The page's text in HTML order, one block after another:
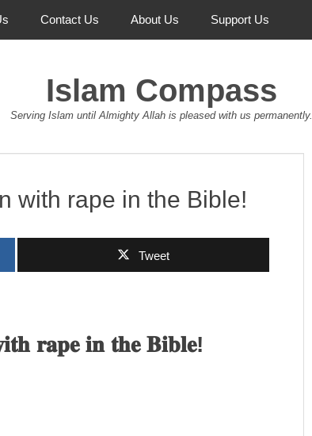
Contact Us About Us Support Us
Islam Compass
Serving Islam until Almighty Allah is pleased with us permanently.
with rape in the Bible!
Tweet
𝐫𝐚𝐩𝐞 𝐢𝐧 𝐭𝐡𝐞 𝐁𝐢𝐛𝐥𝐞!